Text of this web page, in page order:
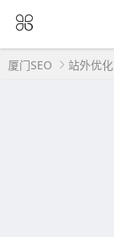
厦门SEO 站外优化